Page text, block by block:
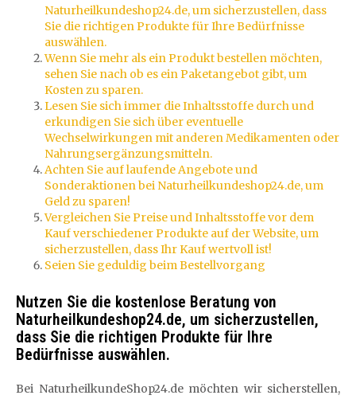
Naturheilkundeshop24.de, um sicherzustellen, dass
Sie die richtigen Produkte für Ihre Bedürfnisse
auswählen.
Wenn Sie mehr als ein Produkt bestellen möchten,
sehen Sie nach ob es ein Paketangebot gibt, um
Kosten zu sparen.
Lesen Sie sich immer die Inhaltsstoffe durch und
erkundigen Sie sich über eventuelle
Wechselwirkungen mit anderen Medikamenten oder
Nahrungsergänzungsmitteln.
Achten Sie auf laufende Angebote und
Sonderaktionen bei Naturheilkundeshop24.de, um
Geld zu sparen!
Vergleichen Sie Preise und Inhaltsstoffe vor dem
Kauf verschiedener Produkte auf der Website, um
sicherzustellen, dass Ihr Kauf wertvoll ist!
Seien Sie geduldig beim Bestellvorgang
Nutzen Sie die kostenlose Beratung von
Naturheilkundeshop24.de, um sicherzustellen,
dass Sie die richtigen Produkte für Ihre
Bedürfnisse auswählen.
Bei NaturheilkundeShop24.de möchten wir sicherstellen,